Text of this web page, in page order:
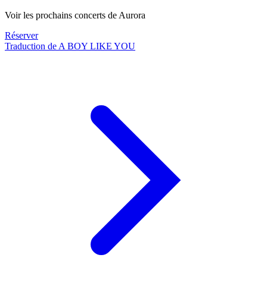
Voir les prochains concerts de Aurora
Réserver
Traduction de A BOY LIKE YOU